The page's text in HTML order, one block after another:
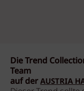
Die Trend
Team
auf derAUSTRIA